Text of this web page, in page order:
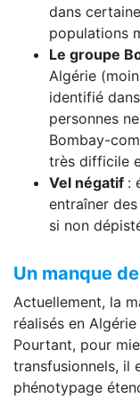
dans
populations
Le groupe
Algérie
identifié
personnes
Bombay-
très difficile
Vel négatif :
entraîner
si non
Un manque
Actuellement, la
réalisés en
Pourtant, pour
transfusionnels, il
phénotypage